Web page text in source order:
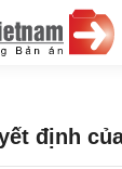
định